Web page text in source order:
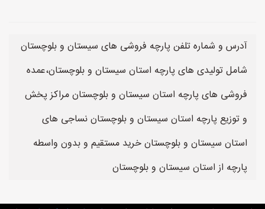
آدرس و شماره تلفن پارچه فروشی های سیستان و بلوچستان
شامل تولیدی های پارچه استان سیستان و بلوچستان،عمده
فروشی های پارچه استان سیستان و بلوچستان مراکز پخش
و توزیع پارچه استان سیستان و بلوچستان نساجی های
استان سیستان و بلوچستان خرید مستقیم و بدون واسطه
پارچه از استان سیستان و بلوچستان